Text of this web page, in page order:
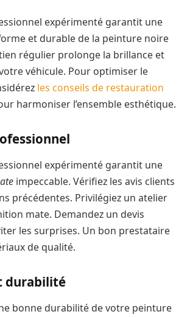
expérimenté garantit une
et durable de la peinture noire
régulier prolonge la brillance et
véhicule. Pour optimiser le
les conseils de restauration
harmoniser l’ensemble esthétique.
expérimenté garantit une
impeccable. Vérifiez les avis clients
précédentes. Privilégiez un atelier
mate. Demandez un devis
les surprises. Un bon prestataire
de qualité.
durabilité
bonne durabilité de votre peinture